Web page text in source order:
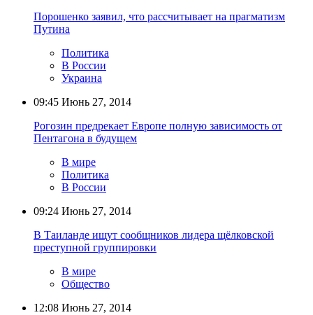
Порошенко заявил, что рассчитывает на прагматизм
Путина
Политика
В России
Украина
09:45 Июнь 27, 2014
Рогозин предрекает Европе полную зависимость от
Пентагона в будущем
В мире
Политика
В России
09:24 Июнь 27, 2014
В Таиланде ищут сообщников лидера щёлковской
преступной группировки
В мире
Общество
12:08 Июнь 27, 2014